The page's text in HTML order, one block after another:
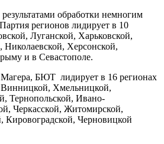
обработки немногим
регионов лидирует в 10
Луганской, Харьковской,
Николаевской, Херсонской,
и в Севастополе.
БЮТ лидирует в 16 регионах
Хмельницкой,
Тернопольской, Ивано-
Черкасской, Житомирской,
Кировоградской, Черновицкой